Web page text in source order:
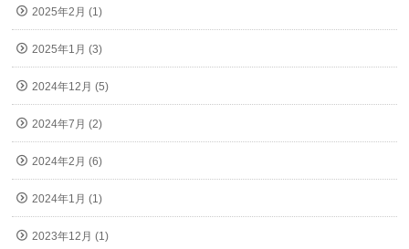
2025年2月 (1)
2025年1月 (3)
2024年12月 (5)
2024年7月 (2)
2024年2月 (6)
2024年1月 (1)
2023年12月 (1)